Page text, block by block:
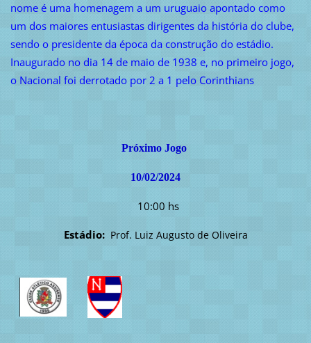
nome é uma homenagem a um uruguaio apontado como
um dos maiores entusiastas dirigentes da história do clube,
sendo o presidente da época da construção do estádio.
Inaugurado no dia 14 de maio de 1938 e, no primeiro jogo,
o Nacional foi derrotado por 2 a 1 pelo Corinthians
Próximo Jogo
10/02/2024
10:00 hs
Estádio: Prof. Luiz Augusto de Oliveira